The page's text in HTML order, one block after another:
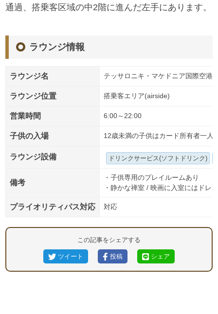
通過、搭乗客区域の中2階に進んだ左手にあります。
ラウンジ情報
ラウンジ名 テッサロニキ・マケドニア国際空港
ラウンジ位置 搭乗客エリア(airside)
営業時間 6:00～22:00
子供の入場 12歳未満の子供はカード所有者一人
ラウンジ設備 ドリンクサービス(ソフトドリンク)
備考
・子供専用のプレイルームあり
・静かな禅室 / 映画に入室にはドレ
プライオリティパス対応 対応
この記事をシェアする
ツイート 投稿 シェア